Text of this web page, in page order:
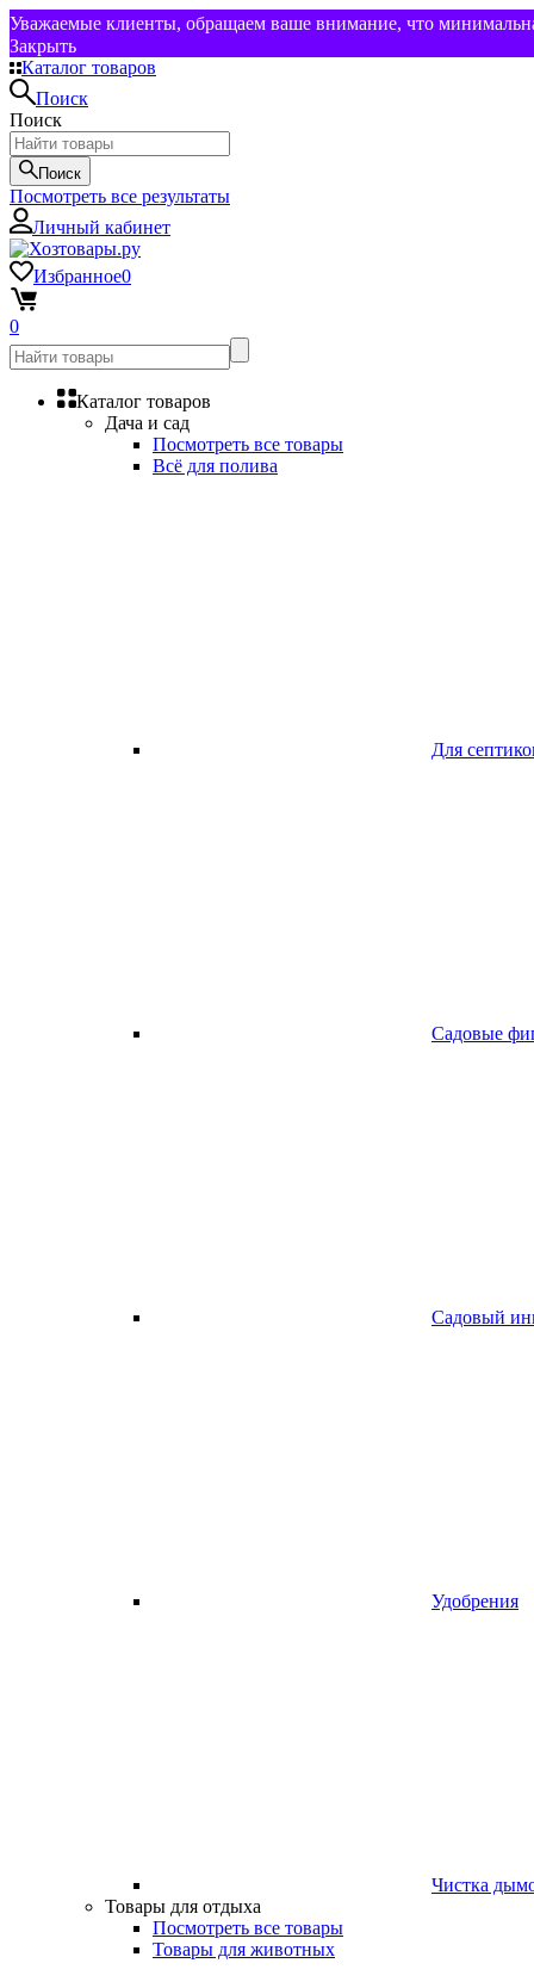
Уважаемые клиенты, обращаем ваше внимание, что
Закрыть
Каталог товаров
Поиск
Поиск
Поиск
Посмотреть все результаты
Личный кабинет
Избранное0
0
Каталог товаров
Дача и сад
Посмотреть все товары
Всё для полива
Для
Садовые
Садовый
Удобрения
Чистка
Товары для отдыха
Посмотреть все товары
Товары для животных